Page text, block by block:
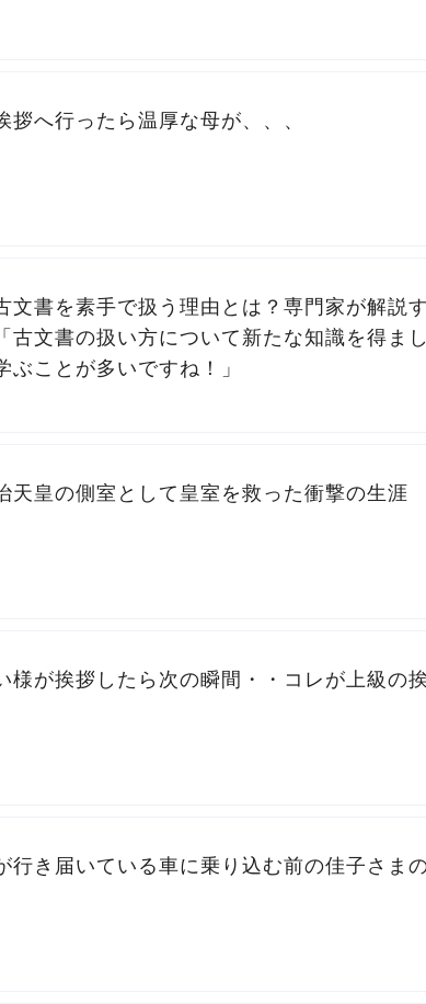
拶へ行ったら温厚な母が、、、
文書を素手で扱う理由とは？専門家が解説
古文書の扱い方について新たな知識を得ま
ぶことが多いですね！」
天皇の側室として皇室を救った衝撃の生涯
様が挨拶したら次の瞬間・・コレが上級の
行き届いている車に乗り込む前の佳子さま